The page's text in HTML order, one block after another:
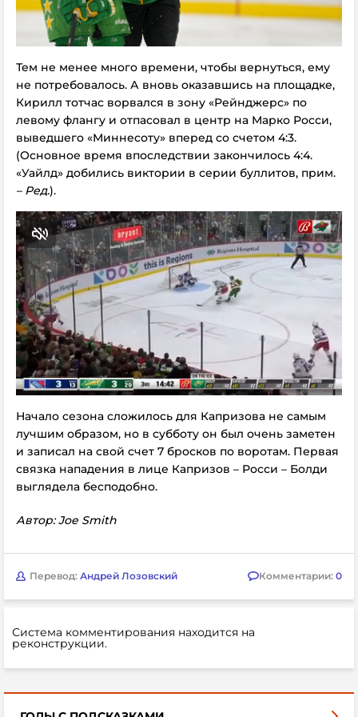
Тем не менее много времени, чтобы вернуться, ему
не потребовалось. А вновь оказавшись на площадке,
Кирилл тотчас ворвался в зону «Рейнджерс» по
левому флангу и отпасовал в центр на Марко Росси,
выведшего «Миннесоту» вперед со счетом 4:3.
(Основное время впоследствии закончилось 4:4.
«Уайлд» добились виктории в серии буллитов, прим.
– Ред.).
Начало сезона сложилось для Капризова не самым
лучшим образом, но в субботу он был очень заметен
и записал на свой счет 7 бросков по воротам. Первая
связка нападения в лице Капризов – Росси – Болди
выглядела бесподобно.
Автор:Joe Smith
Перевод: Андрей Лозовский Комментарии: 0
Система комментирования находится на
реконструкции.